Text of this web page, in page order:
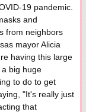
19 pandemic.
and
from neighbors
mayor Alicia
having this large
a big huge
to do to get
"It's really just
that